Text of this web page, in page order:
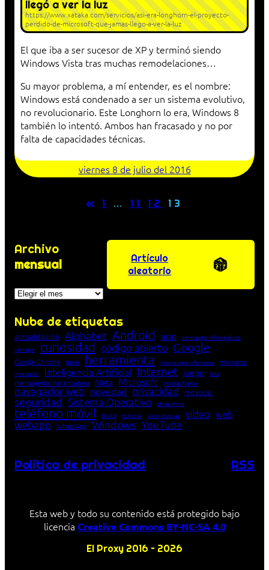
llegó a ver la luz
https://www.xataka.com/servicios/asi-era-longhorn-el-proyecto-
perdido-de-microsoft-que-jamas-llego-a-ver-la-luz
El que iba a ser sucesor de XP y terminó siendo
Windows Vista tras muchas remodelaciones…
Su mayor problema, a mí entender, es el nombre:
Windows está condenado a ser un sistema evolutivo,
no revolucionario. Este Longhorn lo era, Windows 8
también lo intentó. Ambos han fracasado y no por
falta de capacidades técnicas.
viernes 8 de julio del 2016
« 1 … 11 12 13
Archivo
mensual
Archivos
Artículo
aleatorio
Nube de etiquetas
actualización Alphabet Android app concepto informático
consejo
curiosidad código abierto Google
Google Chrome guía herramienta historia de la Informática Informática
innovación Inteligencia Artificial Internet juego lista
mensajería instantánea Meta Microsoft Mozilla Firefox
navegador web novedad privacidad red social
seguridad Sistema Operativo streaming
teléfono móvil truco tutorial Unión Europea vídeo web
webapp WhatsApp Windows YouTube
Política de privacidad RSS
Esta web y todo su contenido está protegido bajo
licencia Creative Commons BY-NC-SA 4.0
El Proxy 2016 – 2026